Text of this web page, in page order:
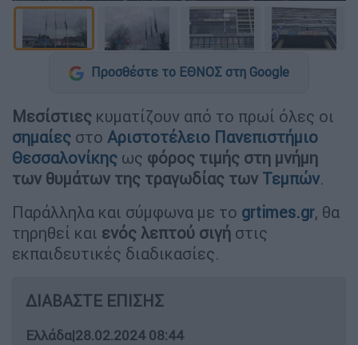
Προσθέστε το ΕΘΝΟΣ στη Google
Μεσίστιες κυματίζουν από το πρωί όλες οι
σημαίες στο Αριστοτέλειο Πανεπιστήμιο
Θεσσαλονίκης ως φόρος τιμής στη μνήμη
των θυμάτων της τραγωδίας των Τεμπών.
Παράλληλα και σύμφωνα με το grtimes.gr, θα
τηρηθεί και ενός λεπτού σιγή στις
εκπαιδευτικές διαδικασίες.
ΔΙΑΒΑΣΤΕ ΕΠΙΣΗΣ
Ελλάδα|28.02.2024 08:44